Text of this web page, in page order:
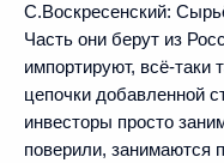
С.Воскресенский:
Часть они берут из
импортируют, всё-таки
цепочки добавленной
инвесторы просто
поверили, занимаются